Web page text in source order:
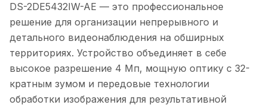
DS-2DE5432IW-AE — это профессиональное
решение для организации непрерывного и
детального видеонаблюдения на обширных
территориях. Устройство объединяет в себе
высокое разрешение 4 Мп, мощную оптику с 32-
кратным зумом и передовые технологии
обработки изображения для результативной